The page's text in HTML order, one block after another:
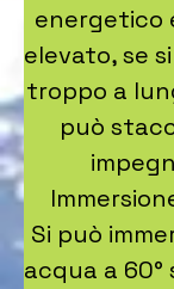
energetico
elevato, se
troppo a
può
Si può
acqua a 60°